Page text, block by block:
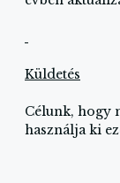
Küldetés
Célunk, hogy
használja ki